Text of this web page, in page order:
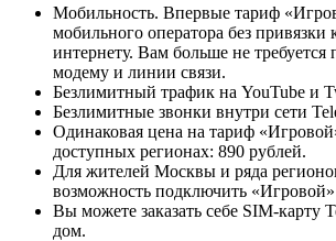
Мобильность. Впервые тариф
мобильного оператора без
интернету. Вам больше не требуется
модему и линии связи.
Безлимитный трафик на YouTube и
Безлимитные звонки внутри сети
Одинаковая цена на тариф
доступных регионах: 890 рублей.
Для жителей Москвы и ряда
возможность подключить «Игровой»
Вы можете заказать себе SIM-карту
дом.